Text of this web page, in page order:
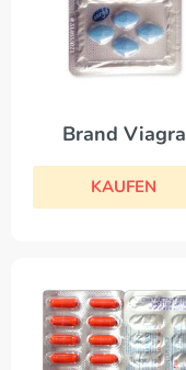
Brand Viagra
KAUFEN